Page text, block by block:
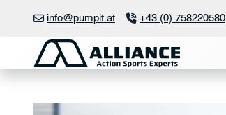
info@pumpit.at +43 (0) 758220580